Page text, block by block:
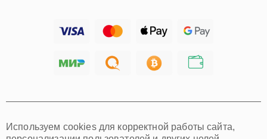
Хабаровск
Омск
Используем cookies для корректной работы сайта,